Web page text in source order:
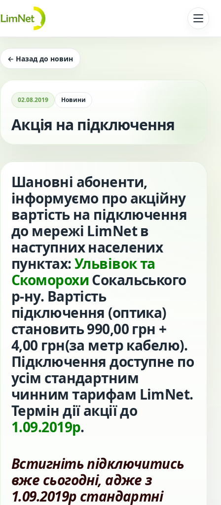
Перейти до контенту
← Назад до новин
02.08.2019 Новини
Акція на підключення
Шановні абоненти,
інформуємо про акційну
вартість на підключення
до мережі LimNet в
наступних населених
пунктах:Ульвівок та
Скоморохи Сокальського
р-ну. Вартість
підключення (оптика)
становить 990,00 грн +
4,00 грн(за метр кабелю).
Підключення доступне по
усім стандартним
чинним тарифам LimNet.
Термін дії акції до
1.09.2019р.
Встигніть підключитись
вже сьогодні, адже з
1.09.2019р стандартні